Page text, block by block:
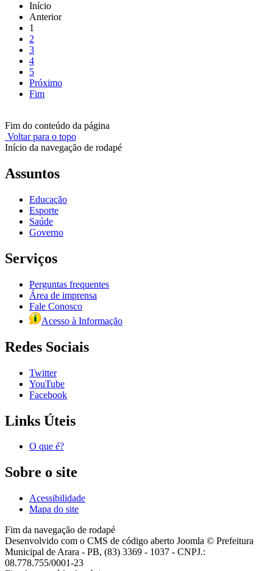
Início
Anterior
1
2
3
4
5
Próximo
Fim
Fim do conteúdo da página
Voltar para o topo
Início da navegação de rodapé
Assuntos
Educação
Esporte
Saúde
Governo
Serviços
Perguntas frequentes
Área de imprensa
Fale Conosco
Acesso à Informação
Redes Sociais
Twitter
YouTube
Facebook
Links Úteis
O que é?
Sobre o site
Acessibilidade
Mapa do site
Fim da navegação de rodapé
Desenvolvido com o CMS de código aberto Joomla © Prefeitura
Municipal de Arara - PB, (83) 3369 - 1037 - CNPJ.:
08.778.755/0001-23